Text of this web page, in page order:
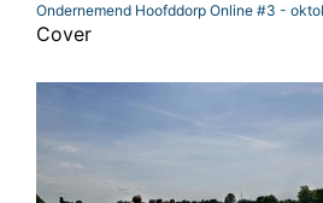
Ondernemend Hoofddorp Online #3 -
Cover